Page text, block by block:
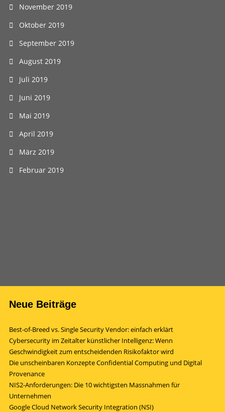
November 2019
Oktober 2019
September 2019
August 2019
Juli 2019
Juni 2019
Mai 2019
April 2019
März 2019
Februar 2019
Neue Beiträge
Best-of-Breed vs. Single Security Vendor: einfach erklärt
Cybersecurity im Zeitalter künstlicher Intelligenz: Wenn
Geschwindigkeit zum entscheidenden Risikofaktor wird
Die unscheinbaren Konzepte Confidential Computing und Digital
Provenance
NIS2-Anforderungen: Die 10 wichtigsten Massnahmen für
Unternehmen
Google Cloud Network Security Integration (NSI)